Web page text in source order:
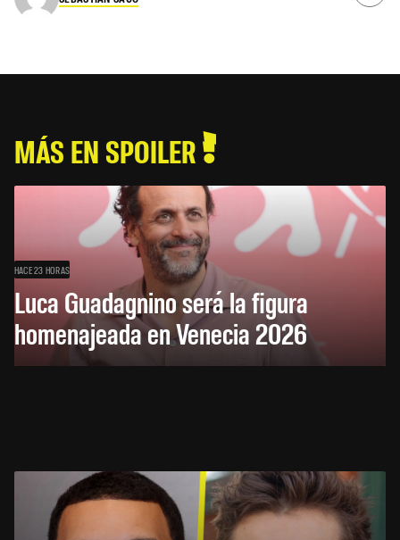
MÁS EN SPOILER
HACE 23 HORAS
Luca Guadagnino será la figura
homenajeada en Venecia 2026